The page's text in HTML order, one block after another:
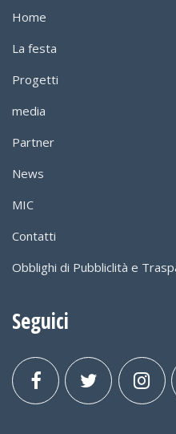
Home
La festa
Progetti
media
Partner
News
MIC
Contatti
Obblighi di Pubbliclità e
Seguici